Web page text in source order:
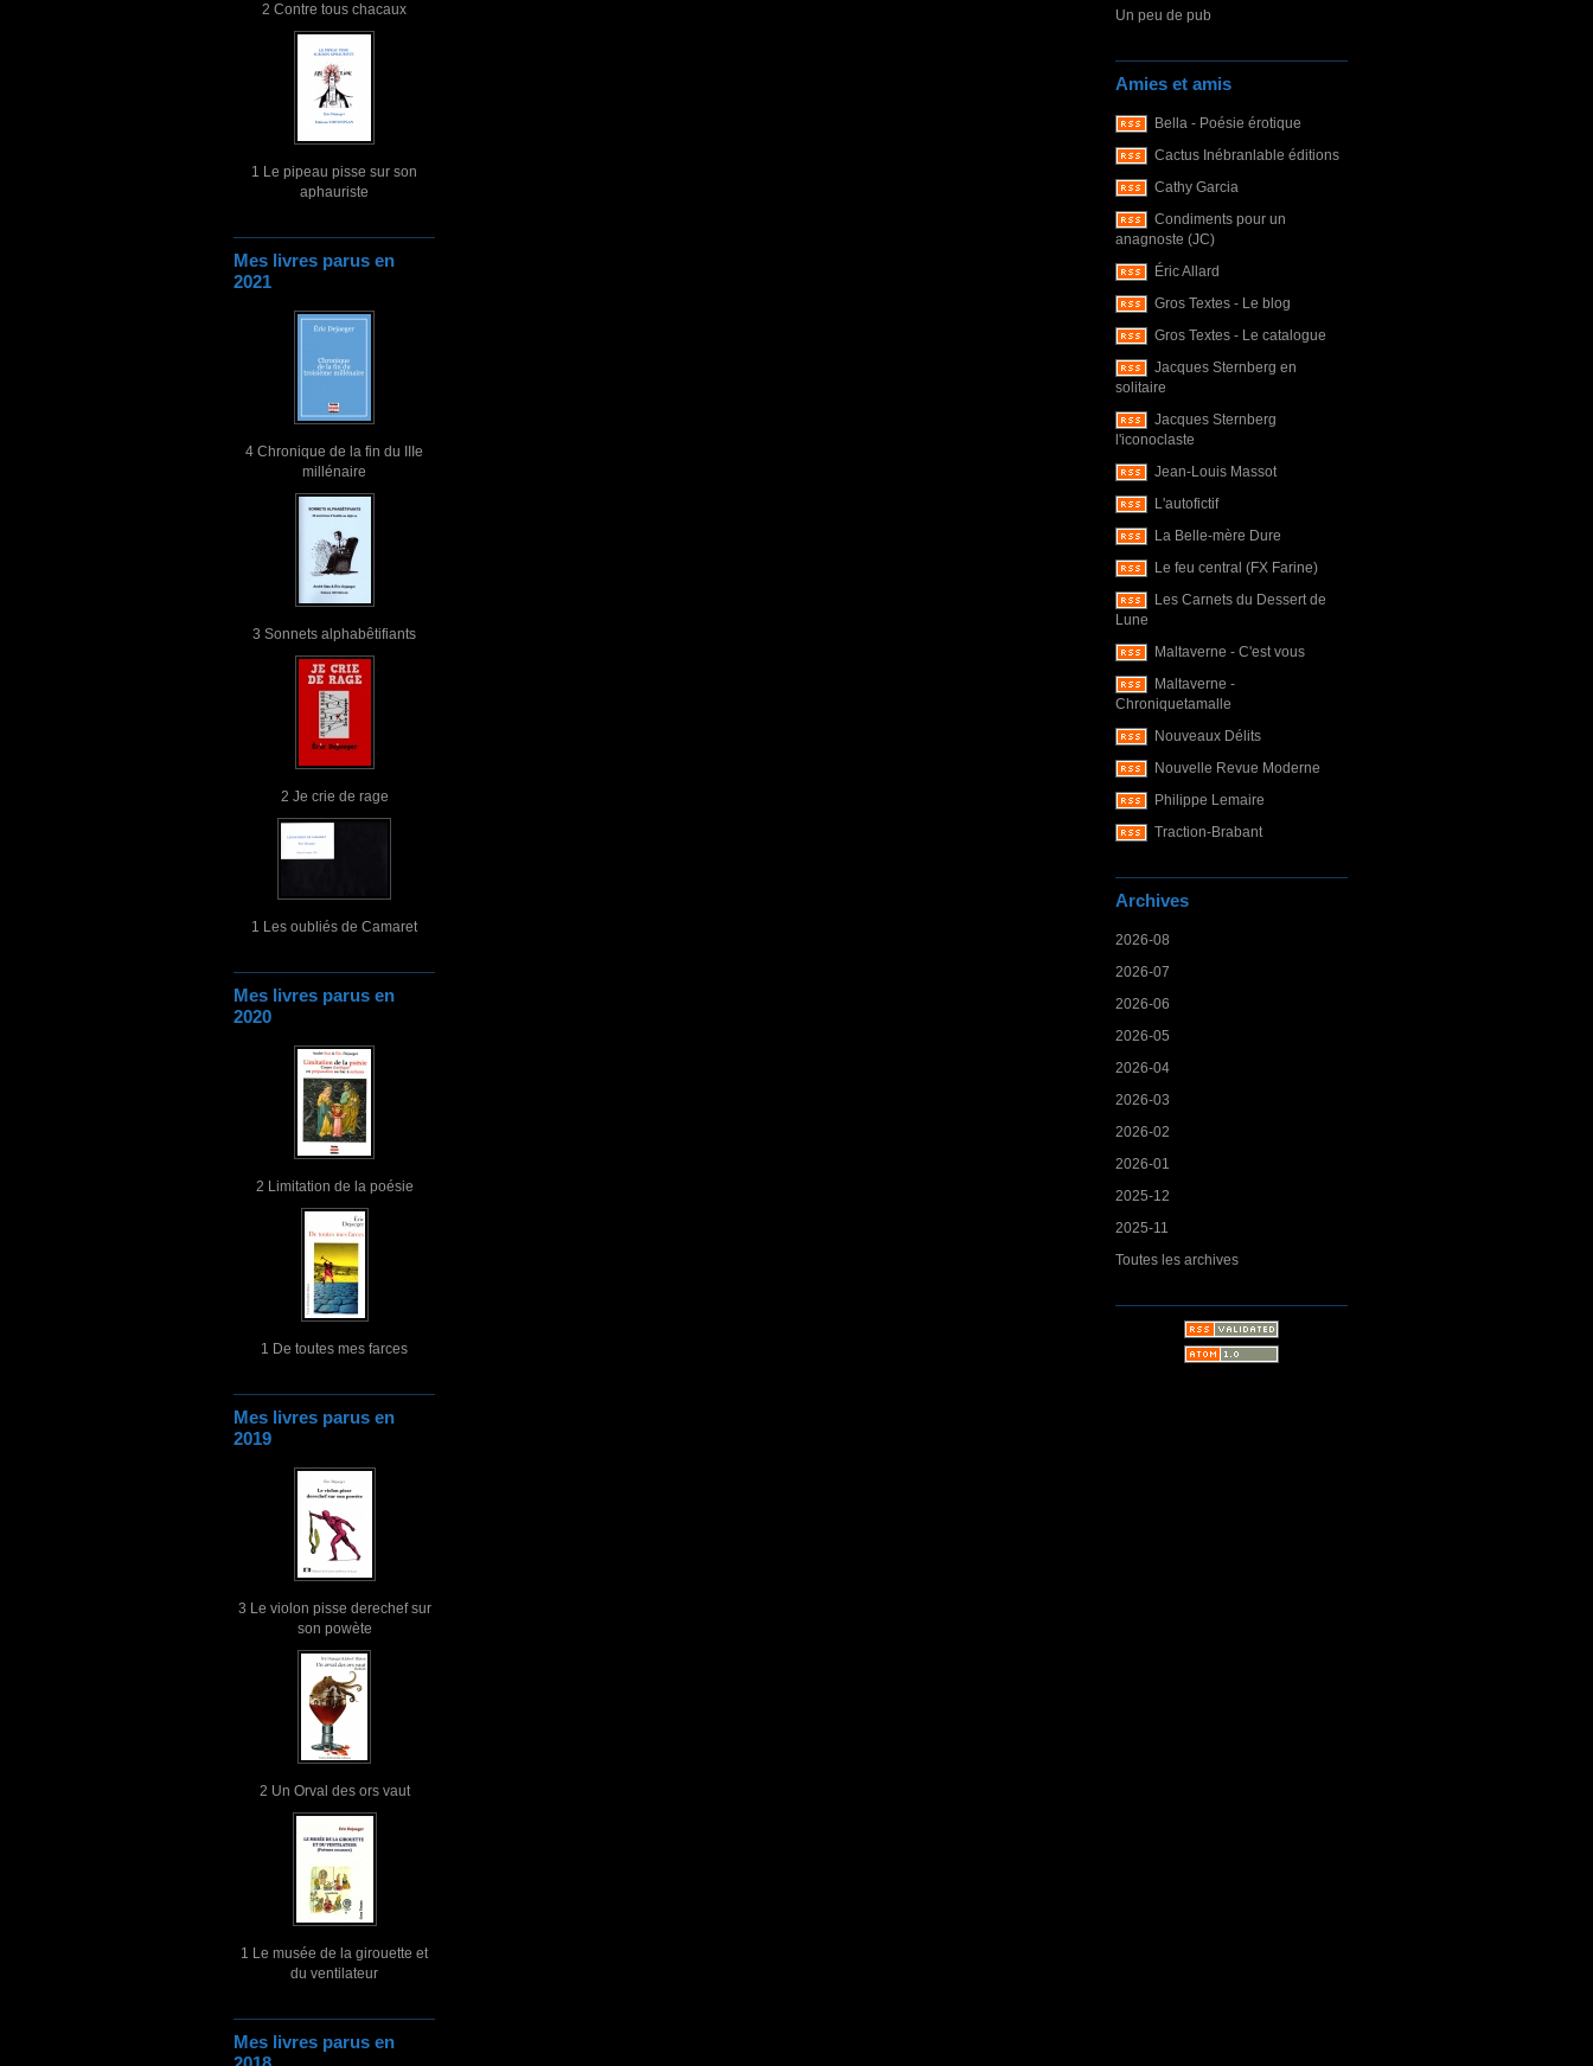
2 Contre tous chacaux
1 Le pipeau pisse sur son
aphauriste
Mes livres parus en
2021
4 Chronique de la fin du IIIe
millénaire
3 Sonnets alphabêtifiants
2 Je crie de rage
1 Les oubliés de Camaret
Mes livres parus en
2020
2 Limitation de la poésie
1 De toutes mes farces
Mes livres parus en
2019
3 Le violon pisse derechef sur
son powète
2 Un Orval des ors vaut
1 Le musée de la girouette et
du ventilateur
Mes livres parus en
Un peu de pub
Amies et amis
Bella - Poésie érotique
Cactus Inébranlable éditions
Cathy Garcia
Condiments pour un
anagnoste (JC)
Éric Allard
Gros Textes - Le blog
Gros Textes - Le catalogue
Jacques Sternberg en
solitaire
Jacques Sternberg
l'iconoclaste
Jean-Louis Massot
L'autofictif
La Belle-mère Dure
Le feu central (FX Farine)
Les Carnets du Dessert de
Lune
Maltaverne - C'est vous
Maltaverne -
Chroniquetamalle
Nouveaux Délits
Nouvelle Revue Moderne
Philippe Lemaire
Traction-Brabant
Archives
2026-08
2026-07
2026-06
2026-05
2026-04
2026-03
2026-02
2026-01
2025-12
2025-11
Toutes les archives